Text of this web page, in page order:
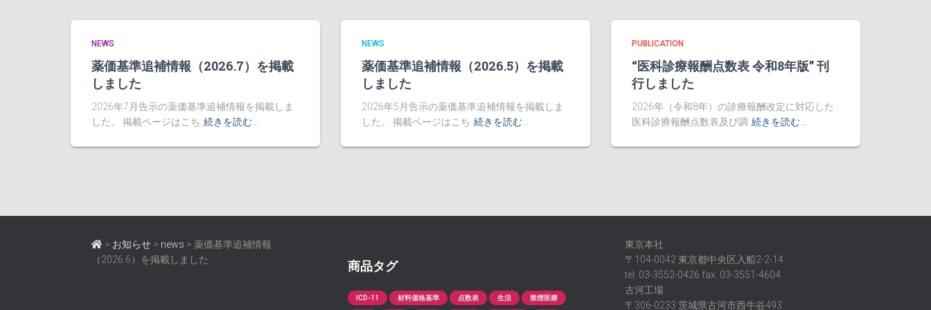
NEWS
薬価基準追補情報（2026.7）を掲載
しました
2026年7月告示の薬価基準追補情報を掲載しま
した。 掲載ページはこち 続きを読む…
NEWS
薬価基準追補情報（2026.5）を掲載
しました
2026年5月告示の薬価基準追補情報を掲載しま
した。 掲載ページはこち 続きを読む…
PUBLICATION
“医科診療報酬点数表 令和8年版” 刊
行しました
2026年（令和8年）の診療報酬改定に対応した
医科診療報酬点数表及び調 続きを読む…
> お知らせ > news > 薬価基準追補情報
（2026.6）を掲載しました
商品タグ
ICD-11 材料価格基準 点数表 生活 禁煙医療
東京本社
〒104-0042 東京都中央区入船2-2-14
tel. 03-3552-0426 fax. 03-3551-4604
古河工場
〒306-0233 茨城県古河市西牛谷493